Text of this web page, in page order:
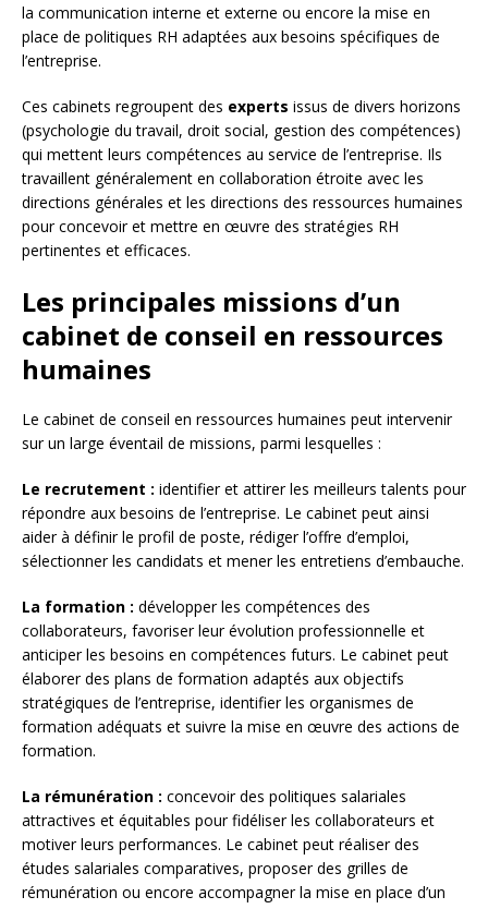
la communication interne et externe ou encore la mise en
place de politiques RH adaptées aux besoins spécifiques de
l’entreprise.
Ces cabinets regroupent des experts issus de divers horizons
(psychologie du travail, droit social, gestion des compétences)
qui mettent leurs compétences au service de l’entreprise. Ils
travaillent généralement en collaboration étroite avec les
directions générales et les directions des ressources humaines
pour concevoir et mettre en œuvre des stratégies RH
pertinentes et efficaces.
Les principales missions d’un
cabinet de conseil en ressources
humaines
Le cabinet de conseil en ressources humaines peut intervenir
sur un large éventail de missions, parmi lesquelles :
Le recrutement : identifier et attirer les meilleurs talents pour
répondre aux besoins de l’entreprise. Le cabinet peut ainsi
aider à définir le profil de poste, rédiger l’offre d’emploi,
sélectionner les candidats et mener les entretiens d’embauche.
La formation : développer les compétences des
collaborateurs, favoriser leur évolution professionnelle et
anticiper les besoins en compétences futurs. Le cabinet peut
élaborer des plans de formation adaptés aux objectifs
stratégiques de l’entreprise, identifier les organismes de
formation adéquats et suivre la mise en œuvre des actions de
formation.
La rémunération : concevoir des politiques salariales
attractives et équitables pour fidéliser les collaborateurs et
motiver leurs performances. Le cabinet peut réaliser des
études salariales comparatives, proposer des grilles de
rémunération ou encore accompagner la mise en place d’un